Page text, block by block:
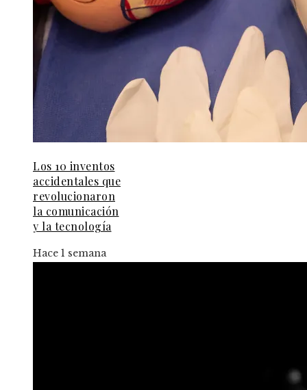
Los 10 inventos
accidentales que
revolucionaron
la comunicación
y la tecnología
Hace 1 semana